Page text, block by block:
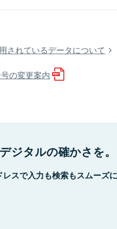
されているデータについて
の変更案内
ジタルの確かさを。
レスで入力も検索もスムーズ